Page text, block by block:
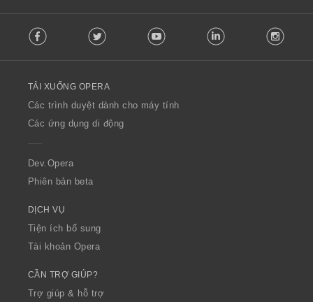
o
w
O
p
a
Facebook Twitter Youtube LinkedIn
TẢI XUỐNG OPERA
Các trình duyệt dành cho máy tính
Các ứng dụng di động
Dev.Opera
Phiên bản beta
DỊCH VỤ
Tiện ích bổ sung
Tài khoản Opera
CẦN TRỢ GIÚP?
Trợ giúp & hỗ trợ